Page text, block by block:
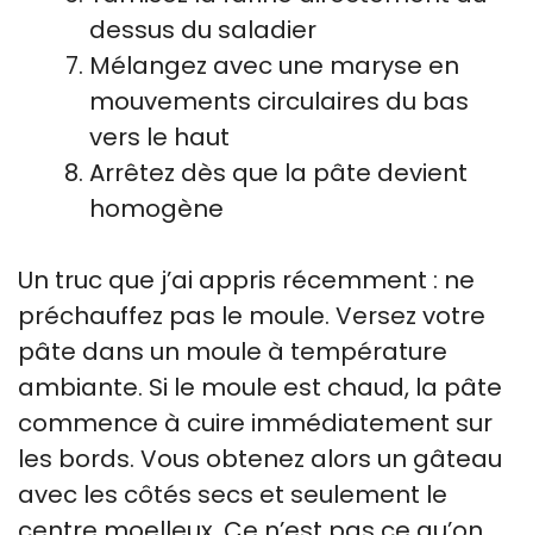
dessus du saladier
Mélangez avec une maryse en
mouvements circulaires du bas
vers le haut
Arrêtez dès que la pâte devient
homogène
Un truc que j’ai appris récemment : ne
préchauffez pas le moule. Versez votre
pâte dans un moule à température
ambiante. Si le moule est chaud, la pâte
commence à cuire immédiatement sur
les bords. Vous obtenez alors un gâteau
avec les côtés secs et seulement le